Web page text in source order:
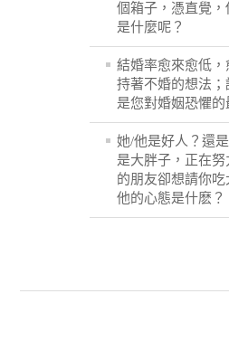
個箱子，憑直覺
是什麼呢？
結婚率愈來愈低
持著不婚的想法；
是您對婚姻恐懼的
她/他是好人？還
是大胖子，正在
的朋友卻想請你
他的心態是什麽？